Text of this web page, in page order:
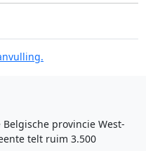
provincie West-
telt ruim 3.500